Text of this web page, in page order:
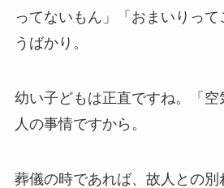
ってないもん」「おまいりっ
うばかり。
幼い子どもは正直ですね。「空
人の事情ですから。
葬儀の時であれば、故人との別